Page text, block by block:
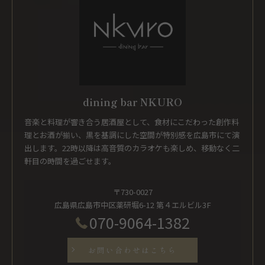
dining bar NKURO
音楽と料理が響き合う居酒屋として、食材にこだわった創作料
理とお酒が揃い、黒を基調にした空間が特別感を広島市にて演
出します。22時以降は高音質のカラオケも楽しめ、移動なく二
軒目の時間を過ごせます。
〒730-0027
広島県広島市中区薬研堀6-12 第４エルビル3F
070-9064-1382
お問い合わせはこちら